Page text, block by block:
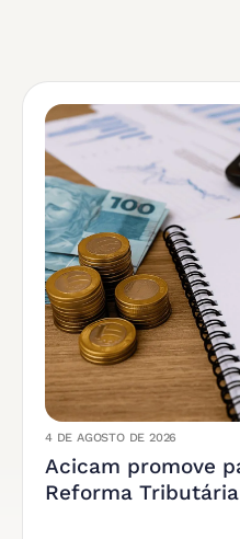
4 DE AGOSTO DE 2026
Acicam promove
Reforma Tributária